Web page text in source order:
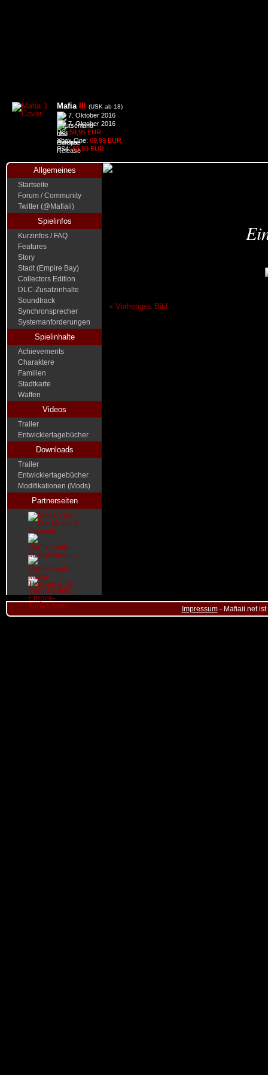
Mafia (USK ab 18)
7. Oktober 2016
7. Oktober 2016
PC: 59,95 EUR
Xbox One: 69,99 EUR
PS4:69,99 EUR
Allgemeines
Startseite
Forum / Community
Twitter (@Mafiaii)
Spielinfos
Kurzinfos / FAQ
Features
Story
Stadt (Empire Bay)
Collectors Edition
DLC-Zusatzinhalte
Soundtrack
Synchronsprecher
Systemanforderungen
Spielinhalte
Achievements
Charaktere
Familien
Stadtkarte
Waffen
Videos
Trailer
Entwicklertagebücher
Downloads
Trailer
Entwicklertagebücher
Modifikationen (Mods)
Partnerseiten
« Vorheriges Bild
Impressum- Mafiaii.net ist